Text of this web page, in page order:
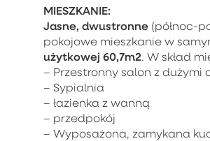
MIESZKANIE:
Jasne, dwustronne (północ-
pokojowe mieszkanie w
użytkowej 60,7m2. W skład
– Przestronny salon z dużymi
– Sypialnia
– łazienka z wanną
– przedpokój
– Wyposażona, zamykana